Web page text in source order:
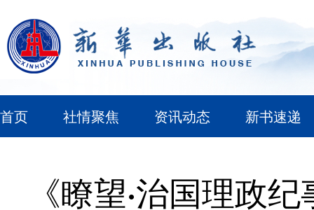
首页 社情聚焦 资讯动态 新书速递
《瞭望·治国理政